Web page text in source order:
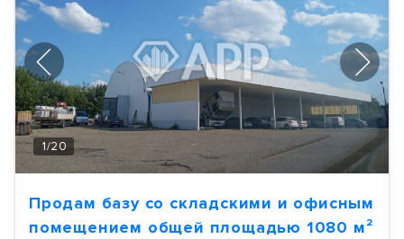
1/20
Продам базу со складскими и офисным
помещением общей площадью 1080 м²